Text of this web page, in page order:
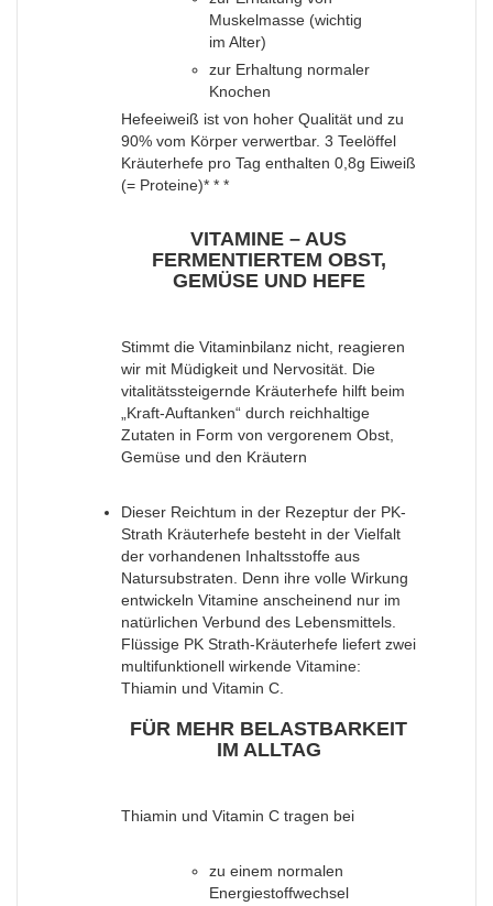
Muskelmasse (wichtig
im Alter)
zur Erhaltung normaler
Knochen
Hefeeiweiß ist von hoher Qualität und zu
90% vom Körper verwertbar. 3 Teelöffel
Kräuterhefe pro Tag enthalten 0,8g Eiweiß
(= Proteine)* * *
VITAMINE – AUS
FERMENTIERTEM OBST,
GEMÜSE UND HEFE
Stimmt die Vitaminbilanz nicht, reagieren
wir mit Müdigkeit und Nervosität. Die
vitalitätssteigernde Kräuterhefe hilft beim
„Kraft-Auftanken“ durch reichhaltige
Zutaten in Form von vergorenem Obst,
Gemüse und den Kräutern
Dieser Reichtum in der Rezeptur der PK-
Strath Kräuterhefe besteht in der Vielfalt
der vorhandenen Inhaltsstoffe aus
Natursubstraten. Denn ihre volle Wirkung
entwickeln Vitamine anscheinend nur im
natürlichen Verbund des Lebensmittels.
Flüssige PK Strath-Kräuterhefe liefert zwei
multifunktionell wirkende Vitamine:
Thiamin und Vitamin C.
FÜR MEHR BELASTBARKEIT
IM ALLTAG
Thiamin und Vitamin C tragen bei
zu einem normalen
Energiestoffwechsel